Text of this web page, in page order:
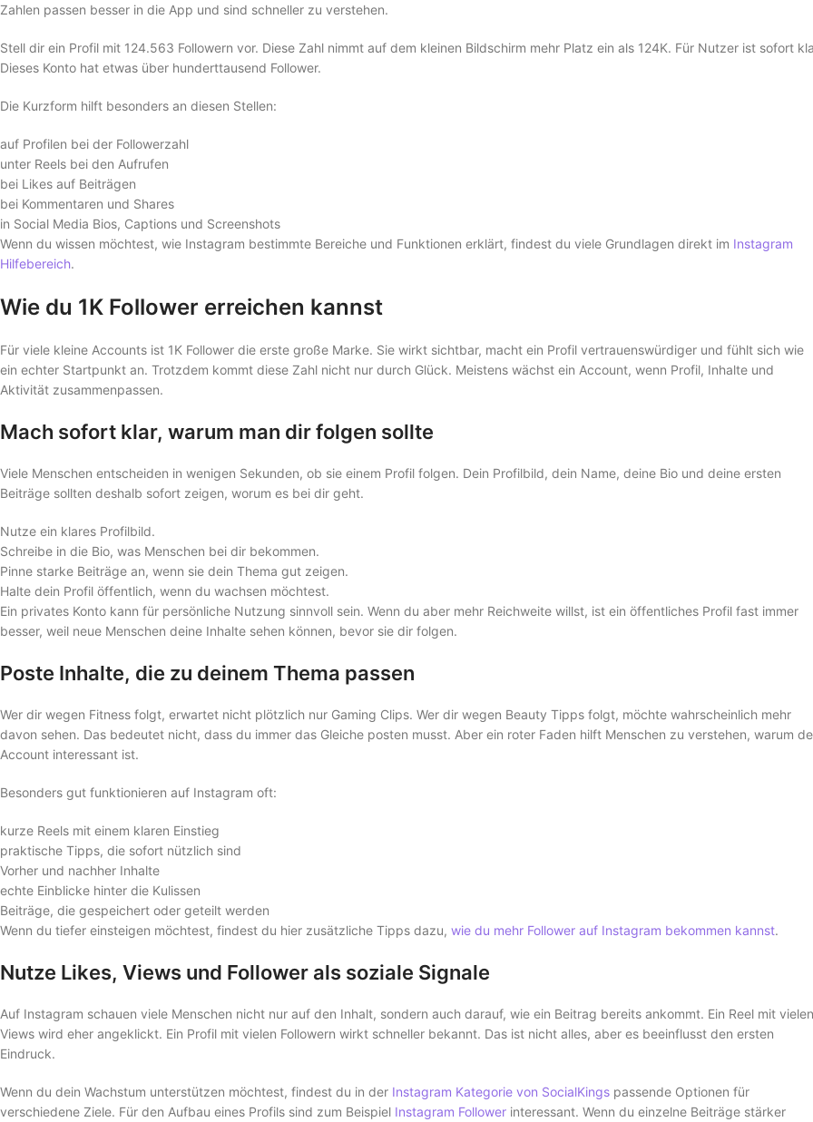
Zahlen passen besser in die App und sind schneller zu verstehen.
Stell dir ein Profil mit 124.563 Followern vor. Diese Zahl nimmt auf dem kleinen Bildschirm mehr Platz ein als 124K. Für Nutzer ist sofort
Dieses Konto hat etwas über hunderttausend Follower.
Die Kurzform hilft besonders an diesen Stellen:
auf Profilen bei der Followerzahl
unter Reels bei den Aufrufen
bei Likes auf Beiträgen
bei Kommentaren und Shares
in Social Media Bios, Captions und Screenshots
Wenn du wissen möchtest, wie Instagram bestimmte Bereiche und Funktionen erklärt, findest du viele Grundlagen direkt im Instagram
Hilfebereich.
Wie du 1K Follower erreichen kannst
Für viele kleine Accounts ist 1K Follower die erste große Marke. Sie wirkt sichtbar, macht ein Profil vertrauenswürdiger und fühlt sich wie
ein echter Startpunkt an. Trotzdem kommt diese Zahl nicht nur durch Glück. Meistens wächst ein Account, wenn Profil, Inhalte und
Aktivität zusammenpassen.
Mach sofort klar, warum man dir folgen sollte
Viele Menschen entscheiden in wenigen Sekunden, ob sie einem Profil folgen. Dein Profilbild, dein Name, deine Bio und deine ersten
Beiträge sollten deshalb sofort zeigen, worum es bei dir geht.
Nutze ein klares Profilbild.
Schreibe in die Bio, was Menschen bei dir bekommen.
Pinne starke Beiträge an, wenn sie dein Thema gut zeigen.
Halte dein Profil öffentlich, wenn du wachsen möchtest.
Ein privates Konto kann für persönliche Nutzung sinnvoll sein. Wenn du aber mehr Reichweite willst, ist ein öffentliches Profil fast immer
besser, weil neue Menschen deine Inhalte sehen können, bevor sie dir folgen.
Poste Inhalte, die zu deinem Thema passen
Wer dir wegen Fitness folgt, erwartet nicht plötzlich nur Gaming Clips. Wer dir wegen Beauty Tipps folgt, möchte wahrscheinlich mehr
davon sehen. Das bedeutet nicht, dass du immer das Gleiche posten musst. Aber ein roter Faden hilft Menschen zu verstehen, warum
Account interessant ist.
Besonders gut funktionieren auf Instagram oft:
kurze Reels mit einem klaren Einstieg
praktische Tipps, die sofort nützlich sind
Vorher und nachher Inhalte
echte Einblicke hinter die Kulissen
Beiträge, die gespeichert oder geteilt werden
Wenn du tiefer einsteigen möchtest, findest du hier zusätzliche Tipps dazu, wie du mehr Follower auf Instagram bekommen kannst.
Nutze Likes, Views und Follower als soziale Signale
Auf Instagram schauen viele Menschen nicht nur auf den Inhalt, sondern auch darauf, wie ein Beitrag bereits ankommt. Ein Reel mit vielen
Views wird eher angeklickt. Ein Profil mit vielen Followern wirkt schneller bekannt. Das ist nicht alles, aber es beeinflusst den ersten
Eindruck.
Wenn du dein Wachstum unterstützen möchtest, findest du in der Instagram Kategorie von SocialKings passende Optionen für
verschiedene Ziele. Für den Aufbau eines Profils sind zum Beispiel Instagram Follower interessant. Wenn du einzelne Beiträge stärker